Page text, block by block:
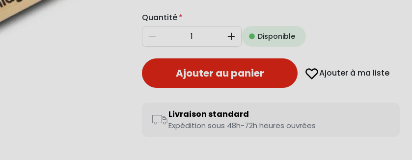
Quantité
Diminuer AugmenterDisponible
Ajouter au panier Ajouter à ma liste
Livraison standard
Expédition sous 48h-72h heures ouvrées